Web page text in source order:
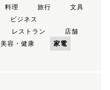
料理 旅行
文具
ビジネス
レストラン
店舗
美容・健康
家電